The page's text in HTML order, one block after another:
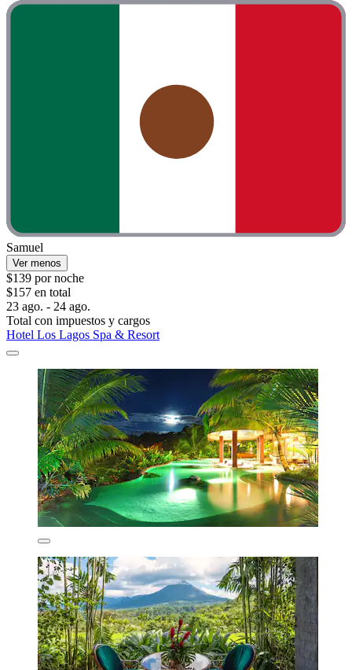
Samuel
Ver menos
$139 por noche
$157 en total
23 ago. - 24 ago.
Total con impuestos y cargos
Hotel Los Lagos Spa & Resort